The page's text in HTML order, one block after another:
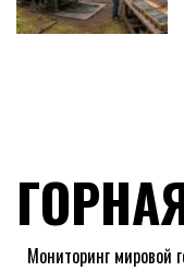
Мониторинг мировой